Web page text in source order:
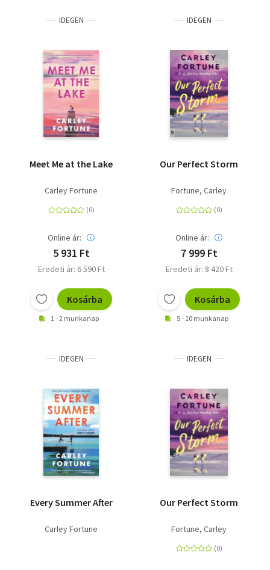
IDEGEN
Meet Me at the Lake
Carley Fortune
Online ár:
5 931 Ft
Eredeti ár: 6 590 Ft
Kosárba
1 - 2 munkanap
IDEGEN
Our Perfect Storm
Fortune, Carley
Online ár:
7 999 Ft
Eredeti ár: 8 420 Ft
Kosárba
5 - 10 munkanap
IDEGEN
Every Summer After
Carley Fortune
IDEGEN
Our Perfect Storm
Fortune, Carley